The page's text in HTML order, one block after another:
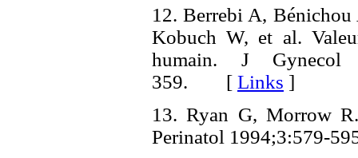
12. Berrebi A,
Kobuch W, et al.
humain. J Gynecol
359. [ Links ]
13. Ryan G, Morrow
Perinatol